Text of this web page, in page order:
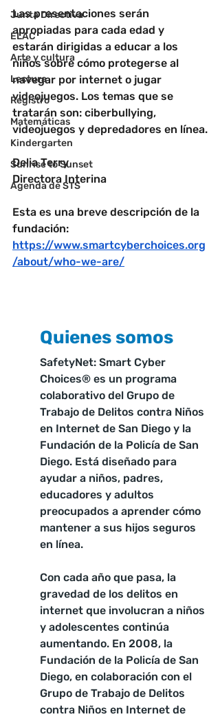
Junta Directiva
ELAC
Arte y cultura
Lectura
Registro
Matemáticas
Kindergarten
Sunrise to Sunset
Agenda de STS
Las presentaciones serán
apropiadas para cada edad y
estarán dirigidas a educar a los
niños sobre cómo protegerse al
navegar por internet o jugar
videojuegos. Los temas que se
tratarán son: ciberbullying,
videojuegos y depredadores en línea.
Delia Terry
Directora Interina
Esta es una breve descripción de la
fundación:
https://www.smartcyberchoices.org
/about/who-we-are/
Quienes somos
SafetyNet: Smart Cyber ​​
Choices® es un programa
colaborativo del Grupo de
Trabajo de Delitos contra Niños
en Internet de San Diego y la
Fundación de la Policía de San
Diego. Está diseñado para
ayudar a niños, padres,
educadores y adultos
preocupados a aprender cómo
mantener a sus hijos seguros
en línea.
Con cada año que pasa, la
gravedad de los delitos en
internet que involucran a niños
y adolescentes continúa
aumentando. En 2008, la
Fundación de la Policía de San
Diego, en colaboración con el
Grupo de Trabajo de Delitos
contra Niños en Internet de